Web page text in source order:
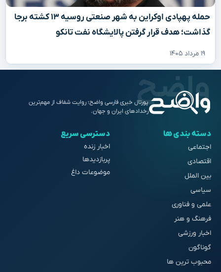
حمله پهپادی اوکراین به شهر صنعتی روسیه ۱۳ کشته برجا
گذاشت؛ هدف قرار گرفتن پالایشگاه نفت تانکو
۱۹ مرداد ۱۴۰۵
پورتال خبری فارسی واضح؛ روایت شفاف از مهم‌ترین
رخدادهای ایران و جهان.
دسته بندی ها
اجتماعی
اقتصادی
بین الملل
سیاسی
علمی و فناوری
فرهنگ و هنر
اخبار ورزشی
گوناگون
محبوب ترین ها
دسترسی سریع
اخبار زنده
پربازدیدها
موضوعات داغ